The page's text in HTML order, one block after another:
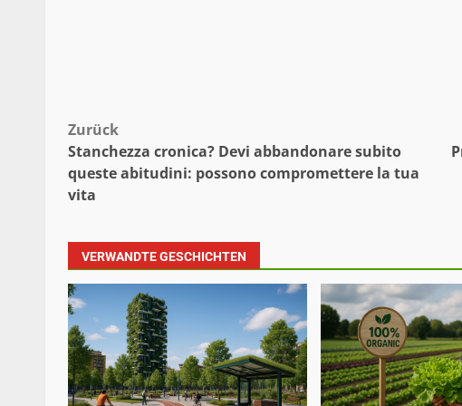
Beitragsnavigation
Zurück
Stanchezza cronica? Devi abbandonare subito
queste abitudini: possono compromettere la tua
vita
VERWANDTE GESCHICHTEN